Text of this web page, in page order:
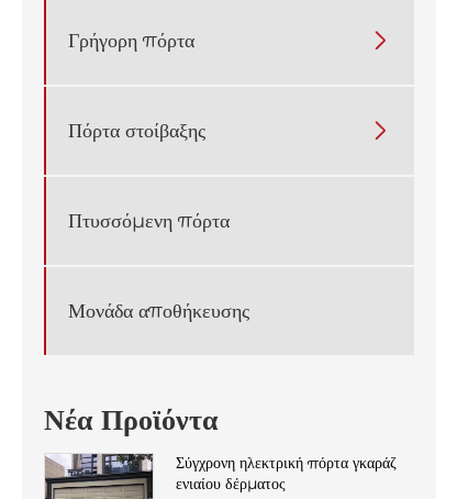
Γρήγορη πόρτα 
Πόρτα στοίβαξης 
Πτυσσόμενη πόρτα
Μονάδα αποθήκευσης
Νέα Προϊόντα
Σύγχρονη ηλεκτρική πόρτα γκαράζ
ενιαίου δέρματος